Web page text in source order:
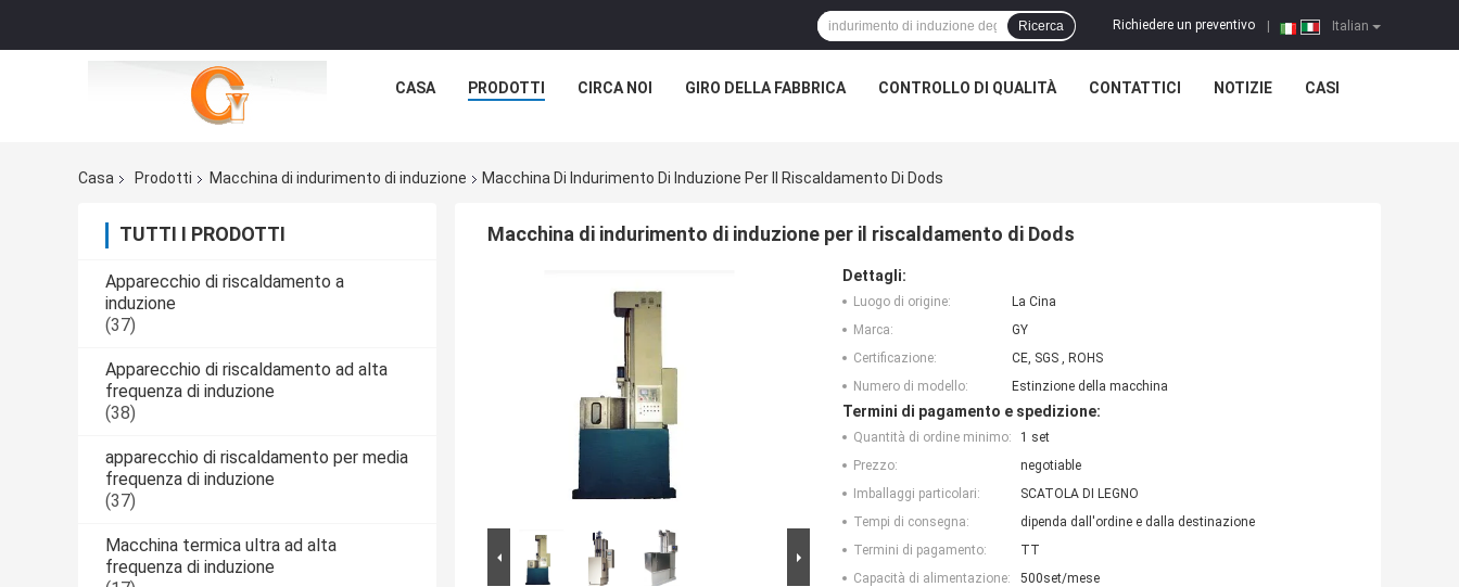
Italian
Richiedere un preventivo
Ricerca
CASA PRODOTTI CIRCA NOI GIRO DELLA FABBRICA CONTROLLO DI QUALITÀ CONTATTICI NOTIZIE CASI
Casa Prodotti Macchina di indurimento di induzione Macchina Di Indurimento Di Induzione Per Il Riscaldamento Di Dods
TUTTI I PRODOTTI
Apparecchio di riscaldamento a
induzione
(37)
Apparecchio di riscaldamento ad alta
frequenza di induzione
(38)
apparecchio di riscaldamento per media
frequenza di induzione
(37)
Macchina termica ultra ad alta
frequenza di induzione
Macchina di indurimento di induzione per il riscaldamento di Dods
Dettagli:
Luogo di origine:
La Cina
Marca:
GY
Certificazione:
CE, SGS , ROHS
Numero di modello:
Estinzione della macchina
Termini di pagamento e spedizione:
Quantità di ordine minimo:
1 set
Prezzo:
negotiable
Imballaggi particolari:
SCATOLA DI LEGNO
Tempi di consegna:
dipenda dall'ordine e dalla destinazione
Termini di pagamento:
TT
Capacità di alimentazione:
500set/mese